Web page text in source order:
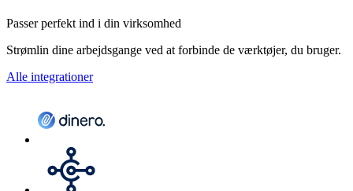
Passer perfekt ind i din virksomhed
Strømlin dine arbejdsgange ved at forbinde de værktøjer, du bruger.
Alle integrationer